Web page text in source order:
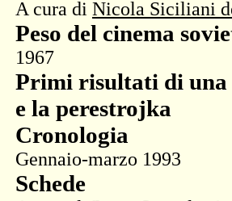
A cura di Nicola Siciliani
Peso del cinema
1967
Primi risultati di una
e la perestrojka
Cronologia
Gennaio-marzo 1993
Schede